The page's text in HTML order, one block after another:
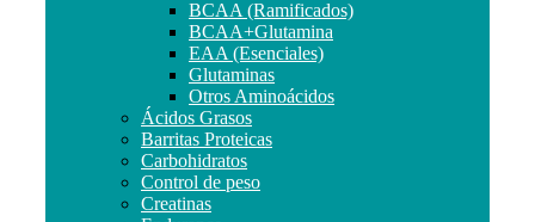
BCAA (Ramificados)
BCAA+Glutamina
EAA (Esenciales)
Glutaminas
Otros Aminoácidos
Ácidos Grasos
Barritas Proteicas
Carbohidratos
Control de peso
Creatinas